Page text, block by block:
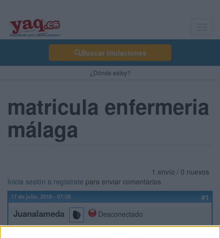
Buscar titulaciones
¿Dónde estoy?
matricula enfermeria
málaga
1 envío / 0 nuevos
Inicia sesión o regístrate para enviar comentarios
17 de julio, 2018 - 07:28 #1
Juanalameda
Desconectado